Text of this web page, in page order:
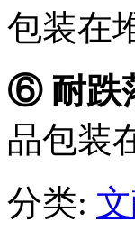
包装在
⑥ 耐跌
品包装
分类: